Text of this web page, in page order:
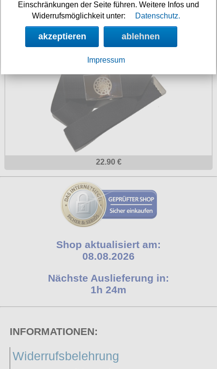
19.90 €
Stoffgürtel Metallschnalle schwarze Sonne
22.90 €
Shop aktualisiert am:
08.08.2026
Nächste Auslieferung in:
1h 24m
INFORMATIONEN:
Widerrufsbelehrung
Einschränkungen der Seite führen. Weitere Infos und
Widerrufsmöglichkeit unter:
Datenschutz.
akzeptieren ablehnen
Impressum